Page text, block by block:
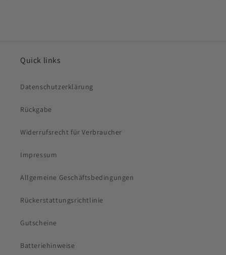
Quick links
Datenschutzerklärung
Rückgabe
Widerrufsrecht für Verbraucher
Impressum
Allgemeine Geschäftsbedingungen
Rückerstattungsrichtlinie
Gutscheine
Batteriehinweise